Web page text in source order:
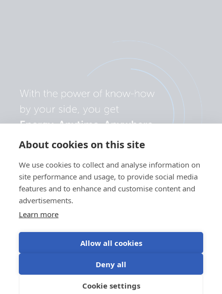
About cookies on this site
We use cookies to collect and analyse information on
site performance and usage, to provide social media
features and to enhance and customise content and
advertisements.
Learn more
Allow all cookies
Deny all
Cookie settings
Privatlivspolitik
©Victron Energy